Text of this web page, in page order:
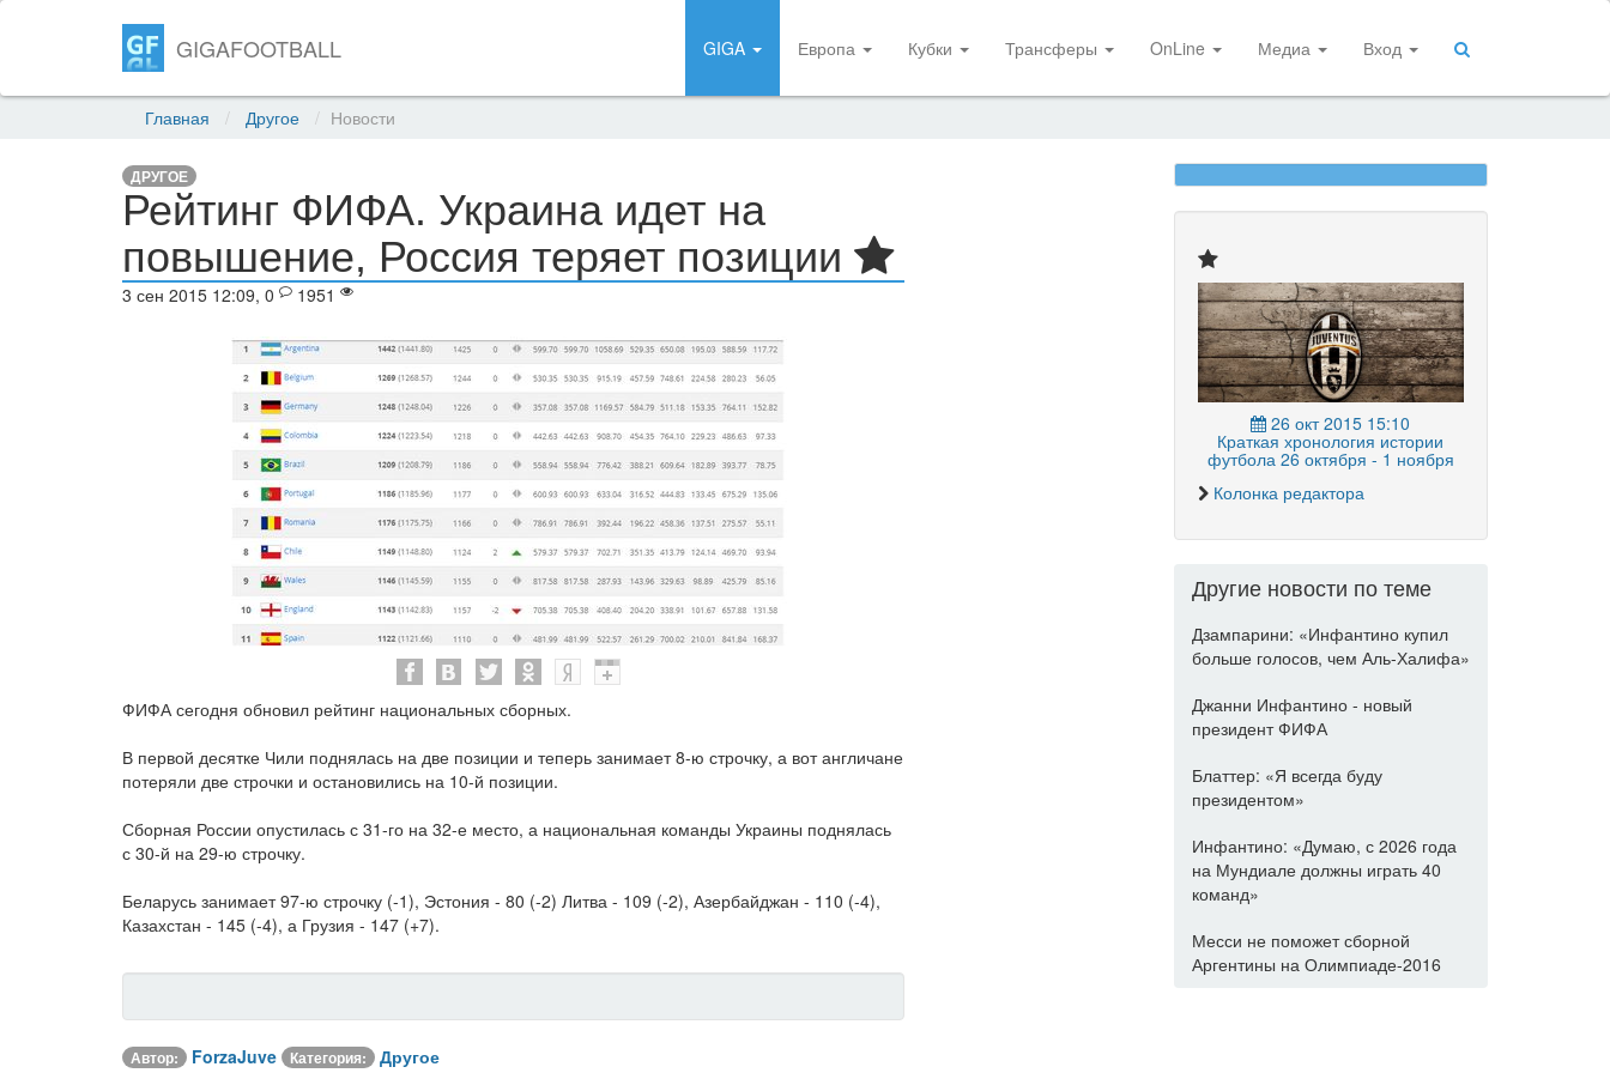
GIGAFOOTBALL GIGA Европа Кубки Трансферы OnLine Медиа Вход
Главная Другое Новости
ДРУГОЕ
Рейтинг ФИФА. Украина идет на
повышение, Россия теряет позиции
3 сен 2015 12:09, 0 1951
ФИФА сегодня обновил рейтинг национальных сборных.
В первой десятке Чили поднялась на две позиции и теперь занимает 8-ю строчку, а вот англичане
потеряли две строчки и остановились на 10-й позиции.
Сборная России опустилась с 31-го на 32-е место, а национальная команды Украины поднялась
с 30-й на 29-ю строчку.
Беларусь занимает 97-ю строчку (-1), Эстония - 80 (-2) Литва - 109 (-2), Азербайджан - 110 (-4),
Казахстан - 145 (-4), а Грузия - 147 (+7).
Автор: ForzaJuve Категория:
Другое
26 окт 2015 15:10
Краткая хронология истории
футбола 26 октября - 1 ноября
Колонка редактора
Другие новости по теме
Дзампарини: «Инфантино купил
больше голосов, чем Аль-Халифа»
Джанни Инфантино - новый
президент ФИФА
Блаттер: «Я всегда буду
президентом»
Инфантино: «Думаю, с 2026 года
на Мундиале должны играть 40
команд»
Месси не поможет сборной
Аргентины на Олимпиаде-2016